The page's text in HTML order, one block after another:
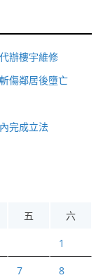
辦樓宇維修
傷鄰居後墮亡
完成立法
五 六
1
7 8